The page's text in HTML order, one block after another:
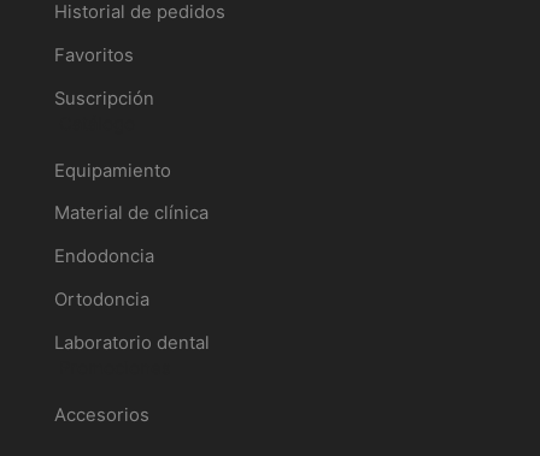
Historial de pedidos
Favoritos
Suscripción
Equipamiento
Material de clínica
Endodoncia
Ortodoncia
Laboratorio dental
Accesorios